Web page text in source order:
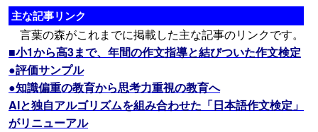
主な記事リンク
言葉の森がこれまでに掲載した主な記事のリンクです。
■小1から高3まで、年間の作文指導と結びついた作文検定
●評価サンプル
●知識偏重の教育から思考力重視の教育へ
AIと独自アルゴリズムを組み合わせた「日本語作文検定」
がリニューアル